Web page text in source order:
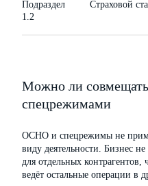
Подраздел
1.2
Страховой
Можно ли
спецрежимами
ОСНО и спецрежимы не
виду деятельности. Бизнес
для отдельных
ведёт остальные операции в